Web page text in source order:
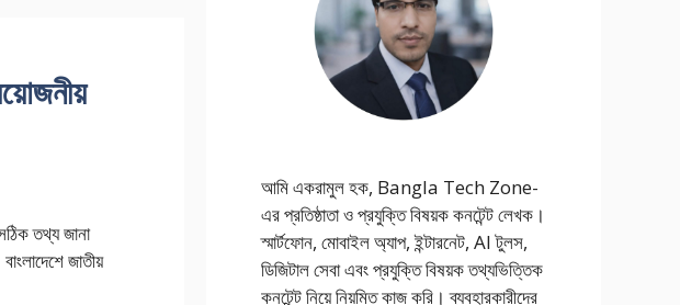
তথ্য জানা
জাতীয়
আমি একরামুল হক, Bangla Tech Zone-
এর প্রতিষ্ঠাতা ও প্রযুক্তি বিষয়ক কনটেন্ট লেখক।
স্মার্টফোন, মোবাইল অ্যাপ, ইন্টারনেট, AI টুলস,
ডিজিটাল সেবা এবং প্রযুক্তি বিষয়ক তথ্যভিত্তিক
কনটেন্ট নিয়ে নিয়মিত কাজ করি। ব্যবহারকারীদের